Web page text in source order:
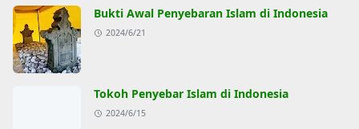
Bukti Awal Penyebaran Islam di Indonesia
2024/6/21
Tokoh Penyebar Islam di Indonesia
2024/6/15